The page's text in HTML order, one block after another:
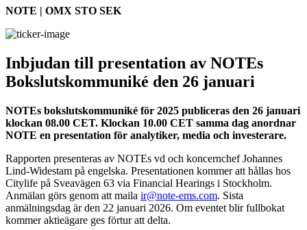
NOTE | OMX STO SEK
Inbjudan till presentation av NOTEs
Bokslutskommuniké den 26 januari
NOTEs bokslutskommuniké för 2025 publiceras den 26 januari
klockan 08.00 CET. Klockan 10.00 CET samma dag anordnar
NOTE en presentation för analytiker, media och investerare.
Rapporten presenteras av NOTEs vd och koncernchef Johannes
Lind-Widestam på engelska. Presentationen kommer att hållas hos
Citylife på Sveavägen 63 via Financial Hearings i Stockholm.
Anmälan görs genom att maila ir@note-ems.com. Sista
anmälningsdag är den 22 januari 2026. Om eventet blir fullbokat
kommer aktieägare ges förtur att delta.